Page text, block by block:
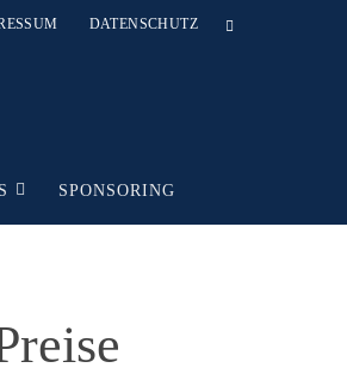
DATENSCHUTZ
SPONSORING